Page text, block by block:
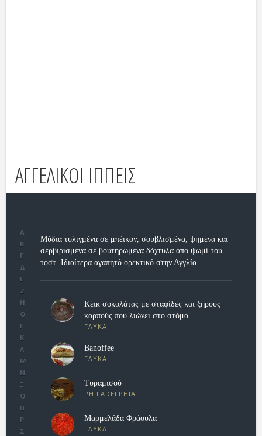
ΑΓΓΕΛΙΚΟΙ ΙΠΠΕΙΣ
Α
Β
Γ
Δ
Ε
Ζ
Η
Θ
Ι
Κ
Λ
Μ
Ν
Ξ
Ο
Π
Ρ
Σ
Μύδια τυλιγμένα σε μπέικον, σουβλισμένα, ψημένα και
σερβιρισμένα σε βουτηρωμένα δάχτυλα απο ψωμί του
τοστ. Iδιαίτερα αγαπητό ορεκτικό στην Αγγλία
Κέικ σοκολάτας με σταφίδες και ξηρούς
καρπούς που λιώνει στο στόμα
ΓΛΥΚΑ
Banoffee
ΓΛΥΚΑ
Τυραμισού
PHILADELPHIA
Μαρμελάδα Φράουλα
ΓΛΥΚΑ